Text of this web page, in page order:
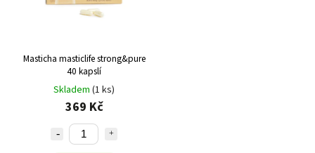
Masticha masticlife strong&pure
40 kapslí
Skladem (1 ks)
369 Kč